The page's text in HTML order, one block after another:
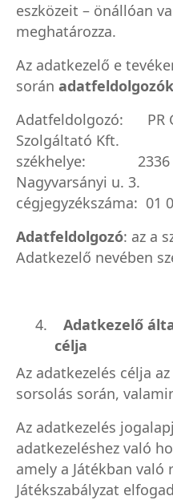
eszközeit – önállóan
meghatározza.
Az adatkezelő e
során
Adatfeldolgozó: PR
Szolgáltató Kft.
székhelye: 2336
Nagyvarsányi u. 3.
cégjegyzékszáma: 01
Adatfeldolgozó: az a
Adatkezelő nevében
4. Adatkezelő
célja
Az adatkezelés célja
sorsolás során,
Az adatkezelés
adatkezeléshez való
amely a Játékban való
Játékszabályzat